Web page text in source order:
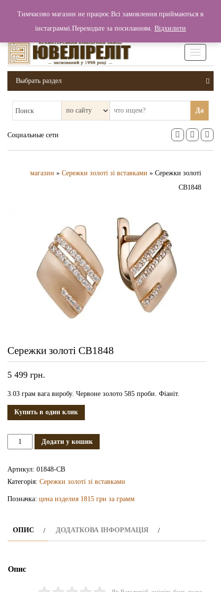
Вход / Регистрация 0 грн.
Выбрать раздел
Поиск Да
Социальные сети
магазин » Сережки золоті зі вставками » Сережки золоті
СВ1848
Сережки золоті СВ1848
5 499 грн.
3.03 грам вага виробу. Червоне золото 585 проби. Фіаніт.
Купить в один клик
Сережки
Додати у кошик
Артикул: 01848-СВ
Категорія: Сережки золоті зі вставками
Позначка: цена изделия 1815 грн за грамм
ОПИС ДОДАТКОВА ІНФОРМАЦІЯ
Опис
Тимчасово магазин не працює.Всі замовлення приймаються в
інстаграммі.Переходьте за посиланням. Відхилити